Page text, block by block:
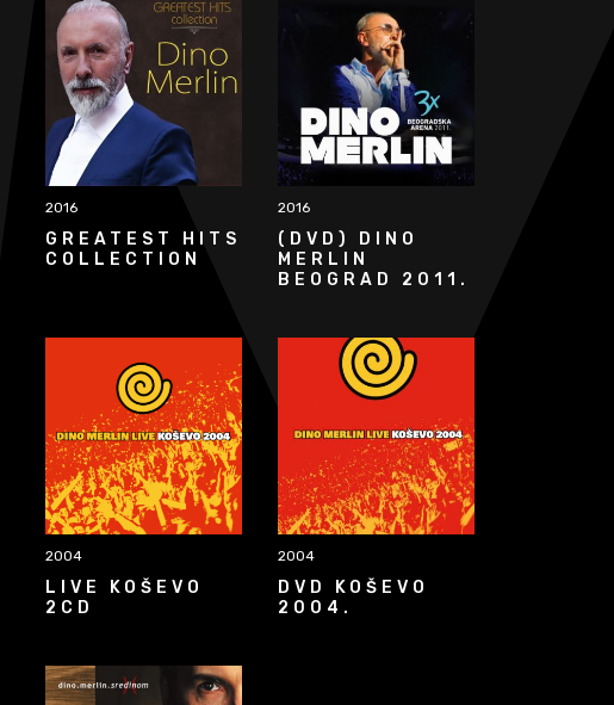
2016
GREATEST HITS
COLLECTION
2016
(DVD) DINO
MERLIN
BEOGRAD 2011.
2004
LIVE KOŠEVO
2CD
2004
DVD KOŠEVO
2004.